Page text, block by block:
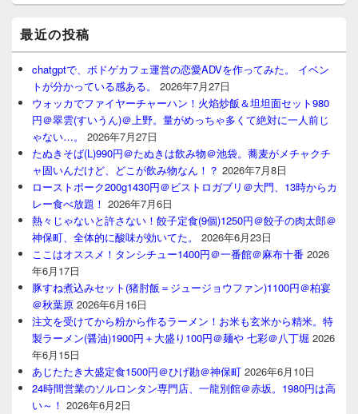
最近の投稿
chatgptで、ボドゲカフェ運営の恋愛ADVを作ってみた。 イベン
トが分かっている感ある。
2026年7月27日
ウォッカでファイヤーチャーハン！火焰炒飯＆坦坦面セット980
円＠翠雲(すいうん)＠上野。量がめっちゃ多くて絶対に一人前じ
ゃない…。
2026年7月27日
たぬきそば(L)990円＠たぬきは飲み物＠池袋。蕎麦がメチャクチ
ャ固いんだけど、どこが飲み物なん！？ 2026年7月8日
ローストポーク200g1430円＠ビストロガブリ＠大門、13時からカ
レー食べ放題！ 2026年7月6日
熱々じゃないと許さない！餃子定食(9個)1250円＠餃子の肉太郎＠
神保町、全体的に酸味が効いてた。
2026年6月23日
ここはオススメ！タンシチュー1400円＠一番館＠麻布十番 2026
年6月17日
豚すね煮込みセット(猪肘飯＝ジュージョウファン)1100円＠柏宴
＠秋葉原 2026年6月16日
注文を受けてから粉から作るラーメン！お米も玄米から精米。特
製ラーメン(醤油)1900円＋大盛り100円＠麺や 七彩＠八丁堀 2026
年6月15日
あじたたき大盛定食1500円＠ひげ勘＠神保町 2026年6月10日
24時間営業のソルロンタン専門店、一龍別館＠赤坂。1980円は高
い～！ 2026年6月2日